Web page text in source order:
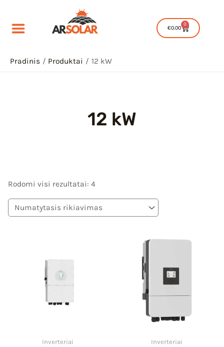
turinio
€0.00
0
Cart
Pradinis Produktai 12 kW
12 kW
Rodomi visi rezultatai: 4
Inverteriai Inverteriai